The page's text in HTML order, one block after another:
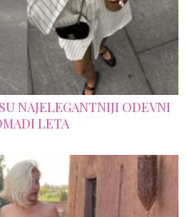
NAJELEGANTNIJI ODEVNI
LETA